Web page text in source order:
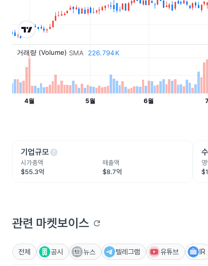
기업규모help
시가총액
$55.3억
매출액
$8.7억
관련 마켓보이스 refresh
전체 공시 뉴스 텔레그램 유튜브 IR